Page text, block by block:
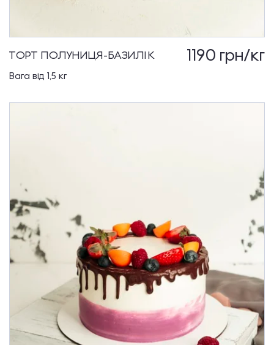
ТОРТ ПОЛУНИЦЯ-БАЗИЛІК 1190 грн/кг
Вага від 1,5 кг